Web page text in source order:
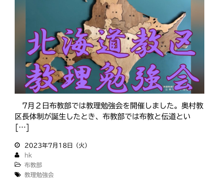
教区合唱団 コーラスフェステ
ィバルに出演
天塩支部 おつとめ総会
札幌東支部・婦人会合同総会
7月２日布教部では教理勉強会を開催しました。奥村教
区長体制が誕生したとき、布教部では布教と伝道とい
[…]
2023年7月18日（火）
hk
布教部
教理勉強会